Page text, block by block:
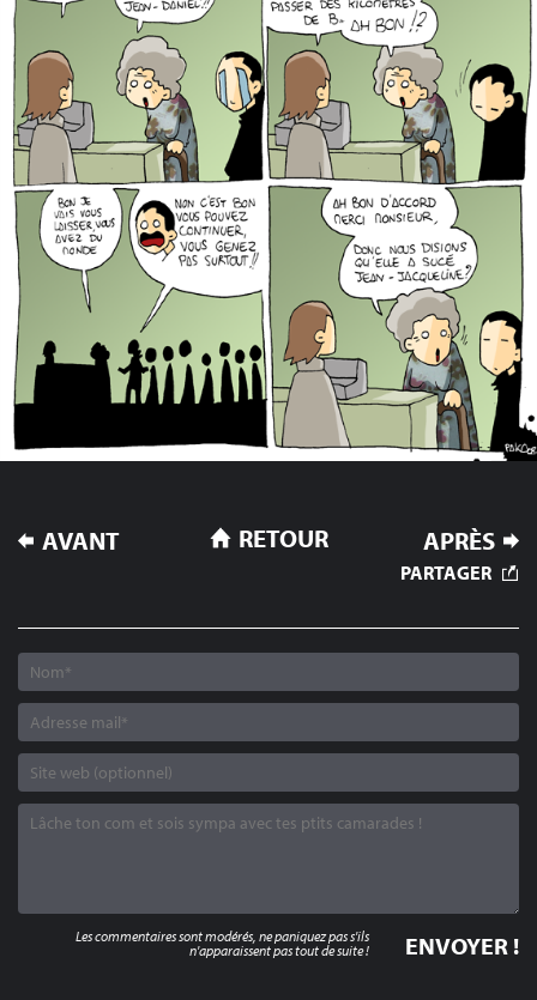
NAVIGATION
DE
AVANT APRÈS
RETOUR
PARTAGER
Les commentaires sont modérés, ne paniquez pas s'ils
n'apparaissent pas tout de suite !